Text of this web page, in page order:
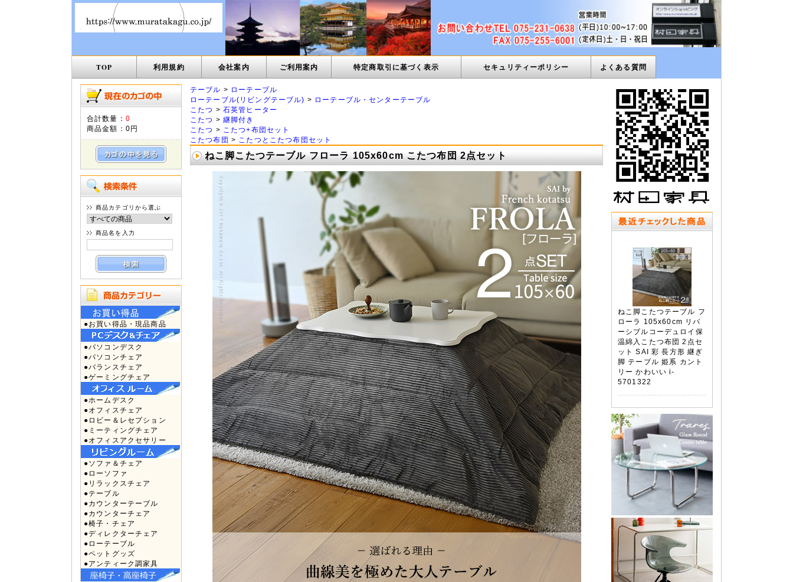
TOP 利用規約 会社案内 ご利用案内 特定商取引に基づく表示 セキュリティーポリシー よくある質問
合計数量： 0
商品金額： 0円
商品カテゴリから選ぶ
商品名を入力
●お買い得品・現品商品
●パソコンデスク
●パソコンチェア
●バランスチェア
●ゲーミングチェア
●ホームデスク
●オフィスチェア
●ロビー＆レセプション
●ミーティングチェア
●オフィスアクセサリー
●ソファ＆チェア
●ローソファ
●リラックスチェア
●テーブル
●カウンターテーブル
●カウンターチェア
●椅子・チェア
●ディレクターチェア
●ローテーブル
●ペットグッズ
●アンティーク調家具
テーブル > ローテーブル
ローテーブル(リビングテーブル) > ローテーブル・センターテーブル
こたつ > 石英管ヒーター
こたつ > 継脚付き
こたつ >
こたつ+布団セット
こたつ布団 > こたつとこたつ布団セット
ねこ脚こたつテーブル フローラ 105x60cm こたつ布団 2点セット
ねこ脚こたつテーブル フ
ローラ 105x60cm リバ
ーシブルコーデュロイ保
温綿入こたつ布団 2点セ
ット SAI 彩 長方形 継ぎ
脚 テーブル 姫系 カント
リー かわいい i-
5701322